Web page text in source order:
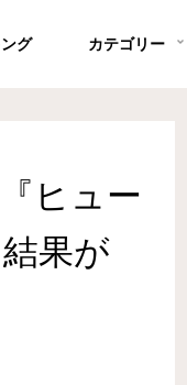
グ カテゴリー
ヒュー
果が